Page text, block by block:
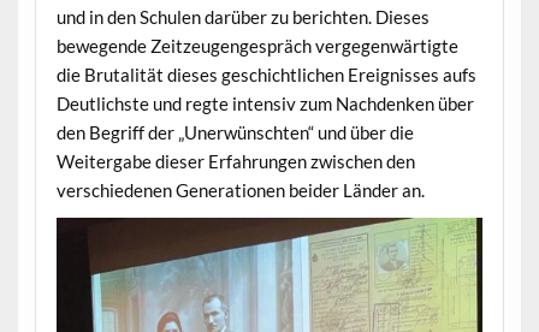
und in den Schulen darüber zu berichten. Dieses
bewegende Zeitzeugengespräch vergegenwärtigte
die Brutalität dieses geschichtlichen Ereignisses aufs
Deutlichste und regte intensiv zum Nachdenken über
den Begriff der „Unerwünschten“ und über die
Weitergabe dieser Erfahrungen zwischen den
verschiedenen Generationen beider Länder an.